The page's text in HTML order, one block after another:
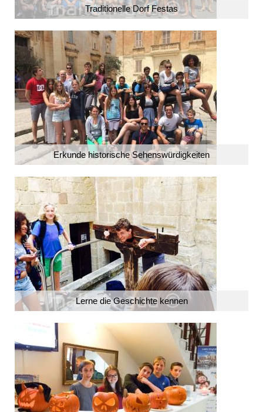
Traditionelle Dorf Festas
Erkunde historische Sehenswürdigkeiten
Lerne die Geschichte kennen